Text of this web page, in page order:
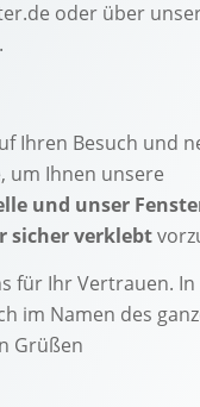
oder über
Ihren Besuch und
um Ihnen unsere
und unser
sicher verklebt
für Ihr Vertrauen. In
im Namen des
Grüßen